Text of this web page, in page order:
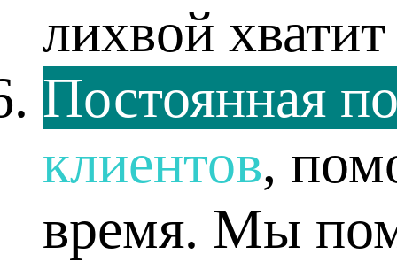
лихвой
Постоянная
клиентов,
время. Мы